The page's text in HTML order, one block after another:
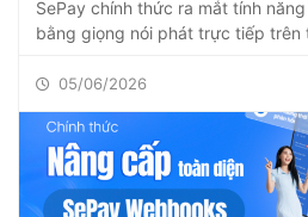
SePay chính thức ra mắt tính
bằng giọng nói phát trực tiếp trên
05/06/2026